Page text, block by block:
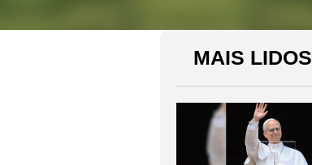
MAIS LIDOS